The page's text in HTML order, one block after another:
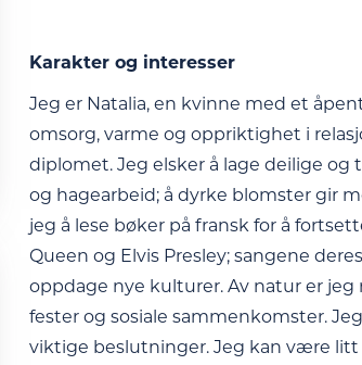
Karakter og interesser
Jeg er Natalia, en kvinne med et
omsorg, varme og oppriktighet i
diplomet. Jeg elsker å lage deilige
og hagearbeid; å dyrke blomster gir
jeg å lese bøker på fransk for å
Queen og Elvis Presley; sangene
oppdage nye kulturer. Av natur er
fester og sosiale sammenkomster.
viktige beslutninger. Jeg kan være